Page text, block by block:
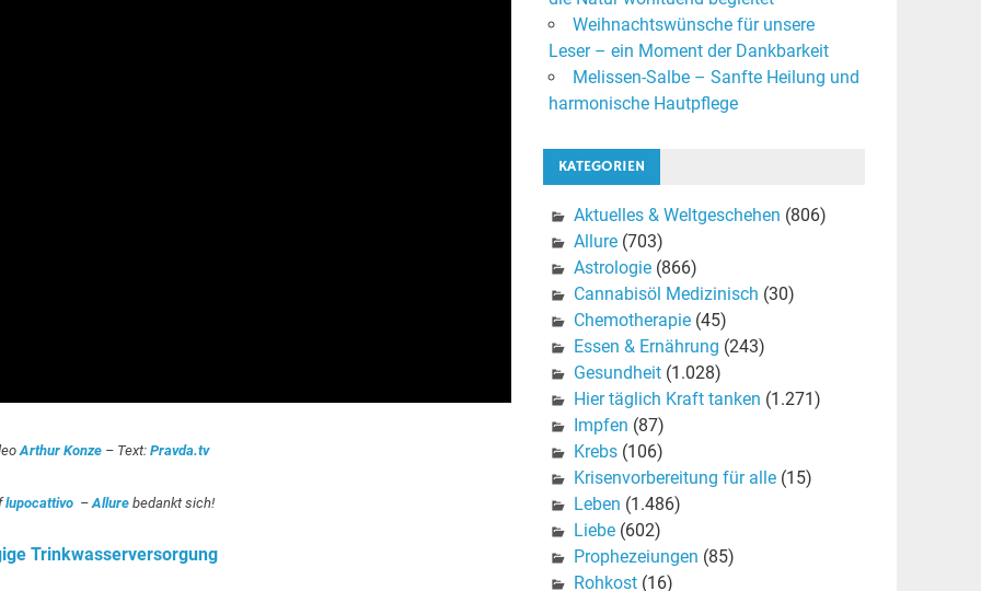
Arthur Konze – Text: Pravda.tv
lupocattivo –Allure bedankt sich!
Trinkwasserversorgung
Weihnachtswünsche für unsere
Leser – ein Moment der Dankbarkeit
Melissen-Salbe – Sanfte Heilung und
harmonische Hautpflege
KATEGORIEN
Aktuelles & Weltgeschehen (806)
Allure(703)
Astrologie(866)
Cannabisöl Medizinisch (30)
Chemotherapie(45)
Essen & Ernährung (243)
Gesundheit(1.028)
Hier täglich Kraft tanken (1.271)
Impfen (87)
Krebs(106)
Krisenvorbereitung für alle(15)
Leben (1.486)
Liebe(602)
Prophezeiungen (85)
Rohkost(16)